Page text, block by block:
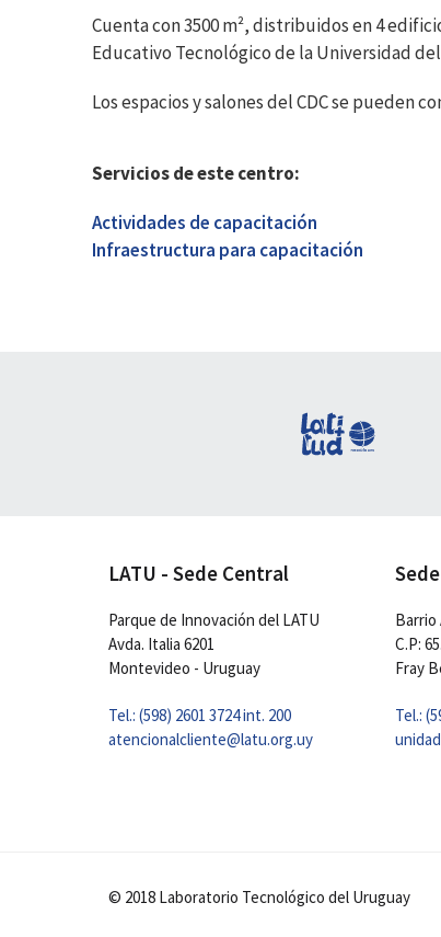
Cuenta con 3500 m², distribuidos en 4
Educativo Tecnológico de la Universidad
‍‍Los espacios y salones del CDC se pueden
Servicios de este centro:
Actividades de capacitación
Infraestructura para capacitación
LATU - Sede Central
Parque de Innovación del LATU
Avda. Italia 6201
Montevideo - Uruguay
Tel.: (598) 2601 3724 int. 200
atencionalcliente@latu.org.uy
Barrio
C.P:
Fray
Tel.:
© 2018 Laboratorio Tecnológico del Uruguay